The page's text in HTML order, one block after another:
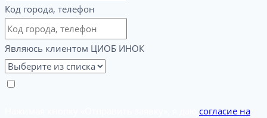
Код города, телефон
Являюсь клиентом ЦИОБ ИНОК
согласие на